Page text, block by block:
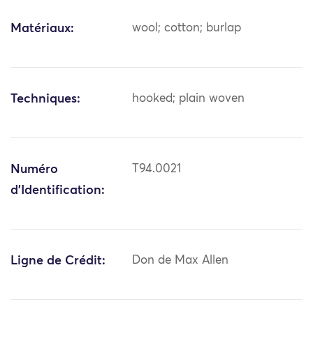
Matériaux: wool; cotton; burlap
Techniques: hooked; plain woven
Numéro
d'Identification:
T94.0021
Ligne de Crédit: Don de Max Allen